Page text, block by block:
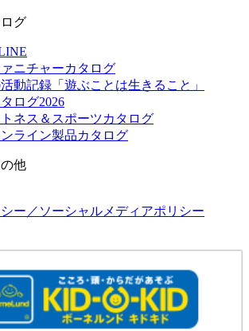
グ
ニチャーカタログ
動記録「遊ぶことは生きること」
ログ2026
ネス＆スポーツカタログ
ライン製品カタログ
他
ー／ソーシャルメディアポリシー